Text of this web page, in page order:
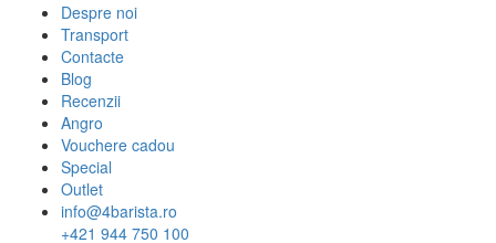
Despre noi
Transport
Contacte
Blog
Recenzii
Angro
Vouchere cadou
Special
Outlet
info@4barista.ro
+421 944 750 100